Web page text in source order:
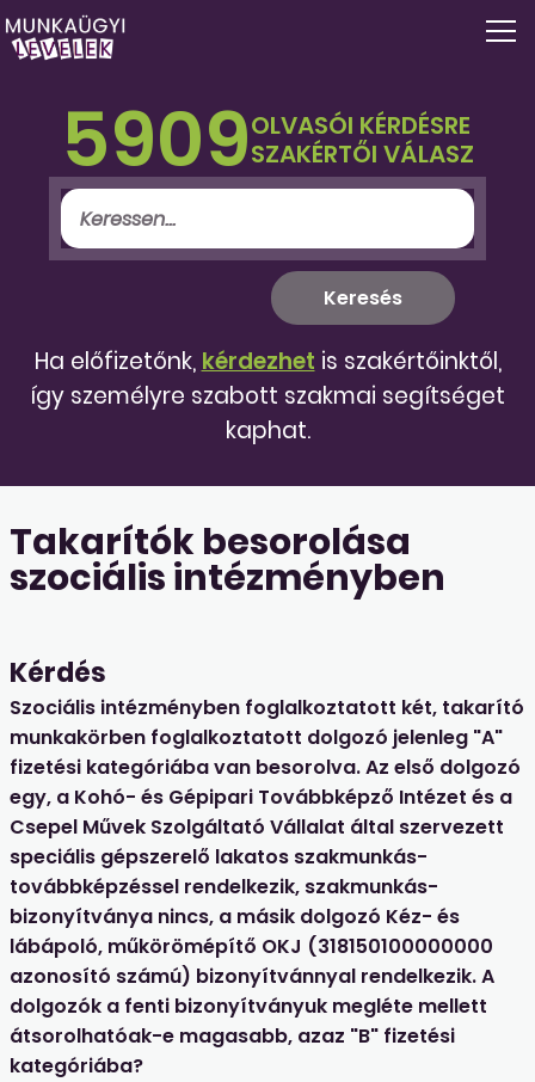
5909OLVASÓI KÉRDÉSRE
SZAKÉRTŐI VÁLASZ
Ha előfizetőnk, kérdezhet is szakértőinktől,
így személyre szabott szakmai segítséget
kaphat.
Takarítók besorolása
szociális intézményben
Kérdés
Szociális intézményben foglalkoztatott két, takarító
munkakörben foglalkoztatott dolgozó jelenleg "A"
fizetési kategóriába van besorolva. Az első dolgozó
egy, a Kohó- és Gépipari Továbbképző Intézet és a
Csepel Művek Szolgáltató Vállalat által szervezett
speciális gépszerelő lakatos szakmunkás-
továbbképzéssel rendelkezik, szakmunkás-
bizonyítványa nincs, a másik dolgozó Kéz- és
lábápoló, műkörömépítő OKJ (318150100000000
azonosító számú) bizonyítvánnyal rendelkezik. A
dolgozók a fenti bizonyítványuk megléte mellett
átsorolhatóak-e magasabb, azaz "B" fizetési
kategóriába?